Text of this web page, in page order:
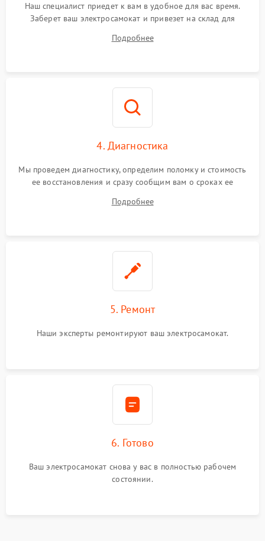
Наш специалист приедет к вам в удобное для вас время.
Заберет ваш электросамокат и привезет на склад для
Подробнее
4. Диагностика
Мы проведем диагностику, определим поломку и стоимость
ее восстановления и сразу сообщим вам о сроках ее
Подробнее
5. Ремонт
Наши эксперты ремонтируют ваш электросамокат.
6. Готово
Ваш электросамокат снова у вас в полностью рабочем
состоянии.